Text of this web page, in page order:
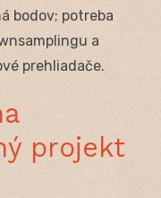
bodov; potreba
a
prehliadače.
projekt